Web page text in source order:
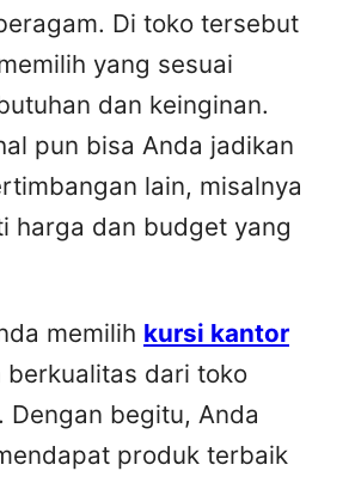
Di toko tersebut
yang sesuai
dan keinginan.
pun bisa Anda jadikan
lain, misalnya
harga dan budget yang
memilih kursi kantor
berkualitas dari toko
Dengan begitu, Anda
produk terbaik